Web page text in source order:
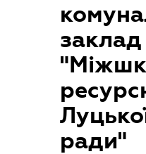
заклад
ради"